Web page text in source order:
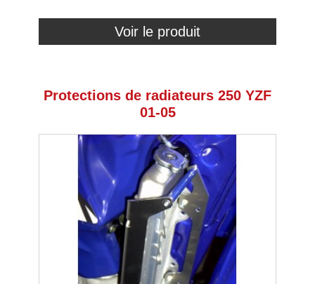
Voir le produit
Protections de radiateurs 250 YZF
01-05